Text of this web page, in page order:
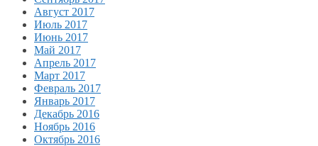
Август 2017
Июль 2017
Июнь 2017
Май 2017
Апрель 2017
Март 2017
Февраль 2017
Январь 2017
Декабрь 2016
Ноябрь 2016
Октябрь 2016